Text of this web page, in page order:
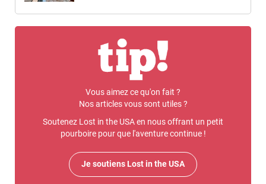
Vous aimez ce qu'on fait ?
Nos articles vous sont utiles ?
Soutenez Lost in the USA en nous offrant un petit
pourboire pour que l'aventure continue !
Je soutiens Lost in the USA